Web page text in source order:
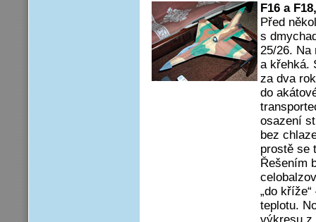
F16 a
Před
s
25/26. Na
a křehká.
za dva
do
osazení
bez
prostě se
Řešením
„do
teplotu.